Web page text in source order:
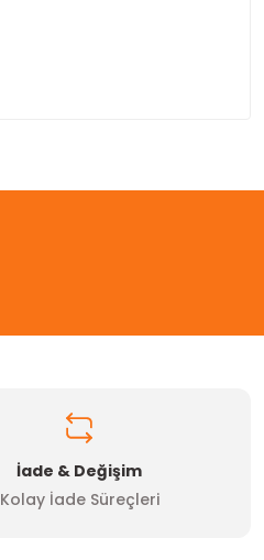
İade & Değişim
Kolay İade Süreçleri